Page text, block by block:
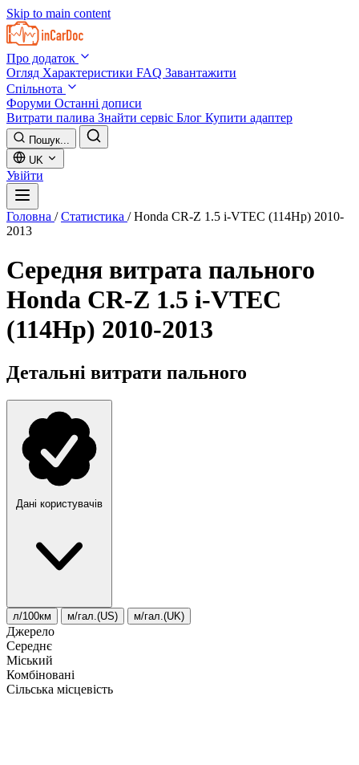
Skip to main content
Про додаток
Огляд Характеристики FAQ Завантажити
Спільнота
Форуми Останні дописи
Витрати палива Знайти сервіс Блог Купити адаптер
Пошук...
UK
Увійти
Головна / Статистика / Honda CR-Z 1.5 i-VTEC (114Hp) 2010-
2013
Середня витрата пального
Honda CR-Z 1.5 i-VTEC
(114Hp) 2010-2013
Детальні витрати пального
Дані користувачів
л/100км м/гал.(US) м/гал.(UK)
Джерело
Середнє
Міський
Комбіновані
Сільська місцевість